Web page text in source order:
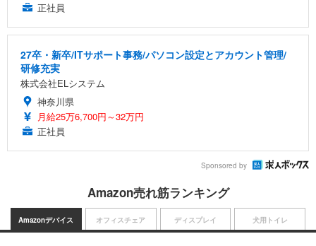
正社員
27卒・新卒/ITサポート事務/パソコン設定とアカウント管理/
研修充実
株式会社ELシステム
神奈川県
月給25万6,700円～32万円
正社員
Sponsored by
Amazon売れ筋ランキング
Amazonデバイス オフィスチェア ディスプレイ 犬用トイレ